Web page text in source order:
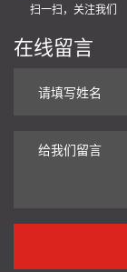
扫一扫，关注我们
在线留言